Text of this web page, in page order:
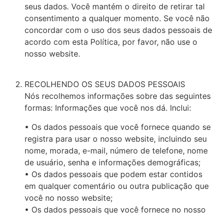
seus dados. Você mantém o direito de retirar tal
consentimento a qualquer momento. Se você não
concordar com o uso dos seus dados pessoais de
acordo com esta Política, por favor, não use o
nosso website.
RECOLHENDO OS SEUS DADOS PESSOAIS
Nós recolhemos informações sobre das seguintes
formas: Informações que você nos dá. Inclui:
• Os dados pessoais que você fornece quando se
registra para usar o nosso website, incluindo seu
nome, morada, e-mail, número de telefone, nome
de usuário, senha e informações demográficas;
• Os dados pessoais que podem estar contidos
em qualquer comentário ou outra publicação que
você no nosso website;
• Os dados pessoais que você fornece no nosso